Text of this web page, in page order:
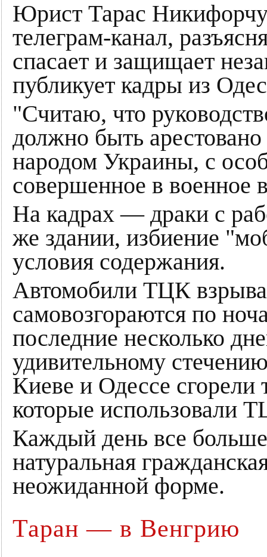
Юрист Тарас
телеграм-канал,
спасает и защищает
публикует кадры из
"Считаю, что
должно быть арестовано
народом Украины, с
совершенное в военное
На кадрах — драки с
же здании, избиение
условия содержания.
Автомобили ТЦК
самовозгораются по
последние несколько
удивительному
Киеве и Одессе сгорели
которые использовали
Каждый день все
натуральная
неожиданной форме.
Таран — в Венгрию